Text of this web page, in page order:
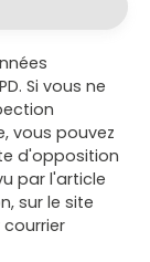
Si vous ne
vous pouvez
d'opposition
par l'article
sur le site